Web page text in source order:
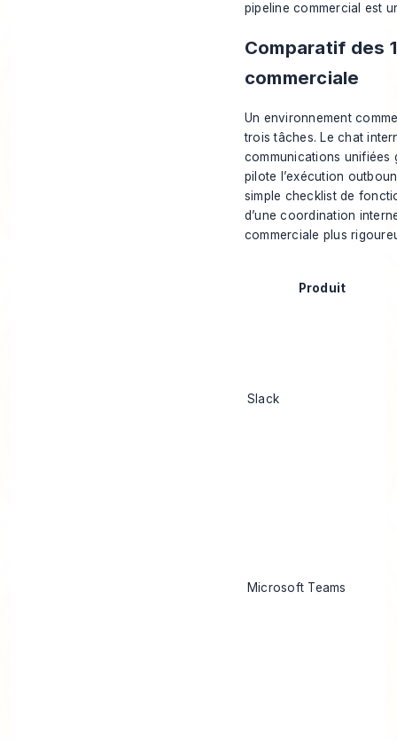
pipeline commercial est
Comparatif des
commerciale
Un environnement
trois tâches. Le chat
communications unifiées
pilote l’exécution
simple checklist de
d’une coordination
commerciale plus
Produit
Slack
Microsoft Teams